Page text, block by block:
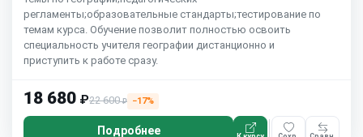
регламенты;образовательные стандарты;тестирование по
темам курса. Обучение позволит полностью освоить
специальность учителя географии дистанционно и
приступить к работе сразу.
18 680 ₽22 600₽ −17%
Подробнее